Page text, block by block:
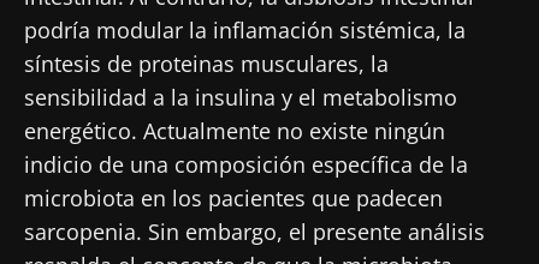
podría modular la inflamación sistémica, la
síntesis de proteinas musculares, la
sensibilidad a la insulina y el metabolismo
energético. Actualmente no existe ningún
indicio de una composición específica de la
microbiota en los pacientes que padecen
sarcopenia. Sin embargo, el presente análisis
Únase a la comunidad de la microbiota para
profesionales sanitarios y reciba el
"Microbiota Digest" y el "HCP Magazine" que
le permitirá mantenerse informado sobre la
microbiota.